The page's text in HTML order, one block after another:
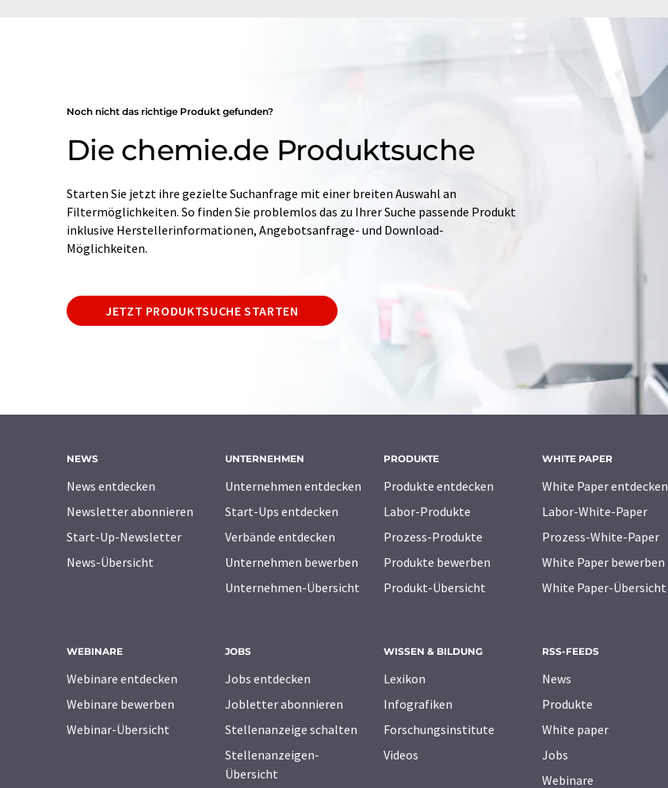
Noch nicht das richtige Produkt gefunden?
Die chemie.de Produktsuche
Starten Sie jetzt ihre gezielte Suchanfrage mit einer breiten Auswahl an
Filtermöglichkeiten. So finden Sie problemlos das zu Ihrer Suche passende Produkt
inklusive Herstellerinformationen, Angebotsanfrage- und Download-
Möglichkeiten.
JETZT PRODUKTSUCHE STARTEN
NEWS
News entdecken
Newsletter abonnieren
Start-Up-Newsletter
News-Übersicht
UNTERNEHMEN
Unternehmen entdecken
Start-Ups entdecken
Verbände entdecken
Unternehmen bewerben
Unternehmen-Übersicht
PRODUKTE
Produkte entdecken
Labor-Produkte
Prozess-Produkte
Produkte bewerben
Produkt-Übersicht
WHITE PAPER
White Paper entdecken
Labor-White-Paper
Prozess-White-Paper
White Paper bewerben
White Paper-Übersicht
WEBINARE
Webinare entdecken
Webinare bewerben
Webinar-Übersicht
JOBS
Jobs entdecken
Jobletter abonnieren
Stellenanzeige schalten
Stellenanzeigen-
Übersicht
WISSEN & BILDUNG
Lexikon
Infografiken
Forschungsinstitute
Videos
RSS-FEEDS
News
Produkte
White paper
Jobs
Webinare